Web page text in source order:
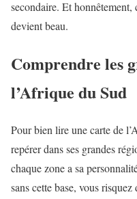
secondaire. Et honnêtement,
devient beau.
Comprendre les
l’Afrique du Sud
Pour bien lire une carte de
repérer dans ses grandes
chaque zone a sa
sans cette base, vous risquez